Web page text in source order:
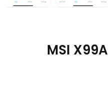
مراجعة منصة الأعمال MSI X99A